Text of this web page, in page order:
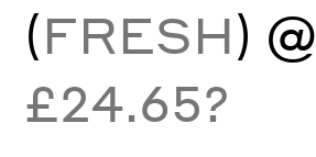
(FRESH) @
£24.65?